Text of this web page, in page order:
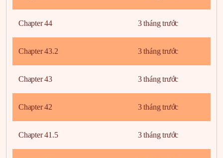
Chapter 44 3 tháng trước
Chapter 43.2 3 tháng trước
Chapter 43 3 tháng trước
Chapter 42 3 tháng trước
Chapter 41.5 3 tháng trước